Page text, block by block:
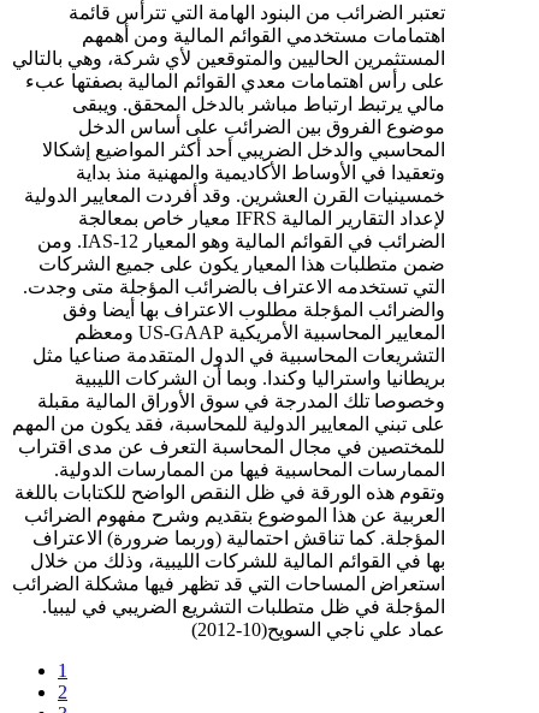
تعتبر الضرائب من البنود الهامة التي تترأس قائمة
اهتمامات مستخدمي القوائم المالية ومن أهمهم
المستثمرين الحاليين والمتوقعين لأي شركة، وهي بالتالي
على رأس اهتمامات معدي القوائم المالية بصفتها عبء
مالي يرتبط ارتباط مباشر بالدخل المحقق. ويبقى
موضوع الفروق بين الضرائب على أساس الدخل
المحاسبي والدخل الضريبي أحد أكثر المواضيع إشكالا
وتعقيدا في الأوساط الأكاديمية والمهنية منذ بداية
خمسينيات القرن العشرين. وقد أفردت المعايير الدولية
لإعداد التقارير المالية IFRS معيار خاص بمعالجة
الضرائب في القوائم المالية وهو المعيار IAS-12. ومن
ضمن متطلبات هذا المعيار يكون على جميع الشركات
التي تستخدمه الاعتراف بالضرائب المؤجلة متى وجدت.
والضرائب المؤجلة مطلوب الاعتراف بها أيضا وفق
المعايير المحاسبية الأمريكية US-GAAP ومعظم
التشريعات المحاسبية في الدول المتقدمة صناعيا مثل
بريطانيا واستراليا وكندا. وبما أن الشركات الليبية
وخصوصا تلك المدرجة في سوق الأوراق المالية مقبلة
على تبني المعايير الدولية للمحاسبة، فقد يكون من المهم
للمختصين في مجال المحاسبة التعرف عن مدى اقتراب
الممارسات المحاسبية فيها من الممارسات الدولية.
وتقوم هذه الورقة في ظل النقص الواضح للكتابات باللغة
العربية عن هذا الموضوع بتقديم وشرح مفهوم الضرائب
المؤجلة. كما تناقش احتمالية (وربما ضرورة) الاعتراف
بها في القوائم المالية للشركات الليبية، وذلك من خلال
استعراض المساحات التي قد تظهر فيها مشكلة الضرائب
المؤجلة في ظل متطلبات التشريع الضريبي في ليبيا.
عماد علي ناجي السويح(10-2012)
1
2